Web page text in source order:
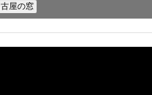
屋の窓